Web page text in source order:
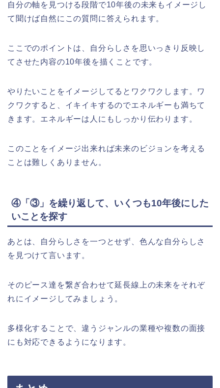
自分の軸を見つける段階で10年後の未来もイメージし
て聞けば自然にこの質問に答えられます。
ここでのポイントは、自分らしさを思いっきり反映し
てさせた内容の10年後を描くことです。
やりたいことをイメージしてるとワクワクします。ワ
クワクすると、イキイキするのでエネルギーも満ちて
きます。エネルギーは人にもしっかり伝わります。
このことをイメージ出来れば未来のビジョンを考える
ことは難しくありません。
④「③」を繰り返して、いくつも10年後にした
いことを探す
あとは、自分らしさを一つとせず、色んな自分らしさ
を見つけて言います。
そのピース達を繋ぎ合わせて延長線上の未来をそれぞ
れにイメージしてみましょう。
多様化することで、違うジャンルの業種や複数の面接
にも対応できるようになります。